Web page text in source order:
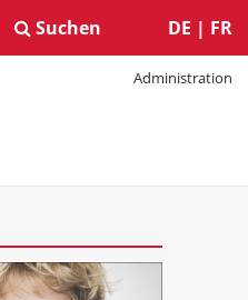
Administration
DE | FR
Suchen